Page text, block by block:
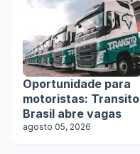
Oportunidade para
motoristas: Transito
Brasil abre vagas
agosto 05, 2026